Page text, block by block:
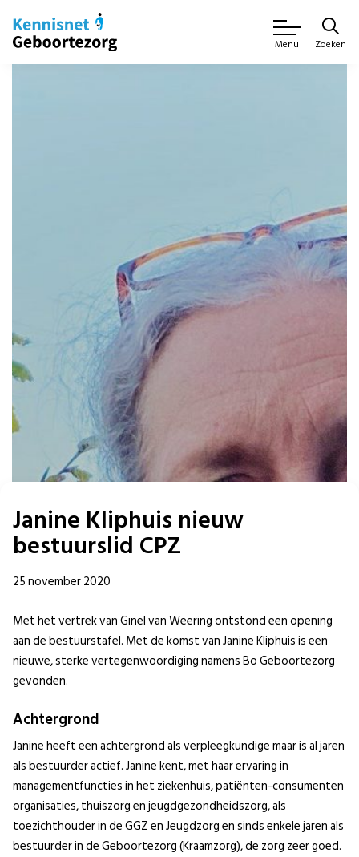
Menu Zoeken
Janine Kliphuis nieuw
bestuurslid CPZ
25 november 2020
Met het vertrek van Ginel van Weering ontstond een opening
aan de bestuurstafel. Met de komst van Janine Kliphuis is een
nieuwe, sterke vertegenwoordiging namens Bo Geboortezorg
gevonden.
Achtergrond
Janine heeft een achtergrond als verpleegkundige maar is al jaren
als bestuurder actief. Janine kent, met haar ervaring in
managementfuncties in het ziekenhuis, patiënten-consumenten
organisaties, thuiszorg en jeugdgezondheidszorg, als
toezichthouder in de GGZ en Jeugdzorg en sinds enkele jaren als
bestuurder in de Geboortezorg (Kraamzorg), de zorg zeer goed.